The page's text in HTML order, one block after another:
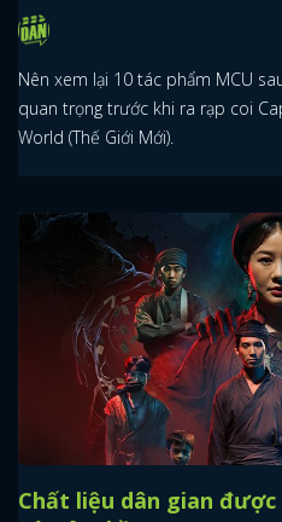
Nên xem lại 10 tác phẩm MCU
quan trọng trước khi ra rạp coi
World (Thế Giới Mới).
Chất liệu dân gian